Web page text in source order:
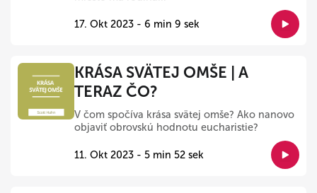
17. Okt 2023 - 6 min 9 sek
KRÁSA SVÄTEJ OMŠE | A
TERAZ ČO?
V čom spočíva krása svätej omše? Ako nanovo
objaviť obrovskú hodnotu eucharistie?
11. Okt 2023 - 5 min 52 sek